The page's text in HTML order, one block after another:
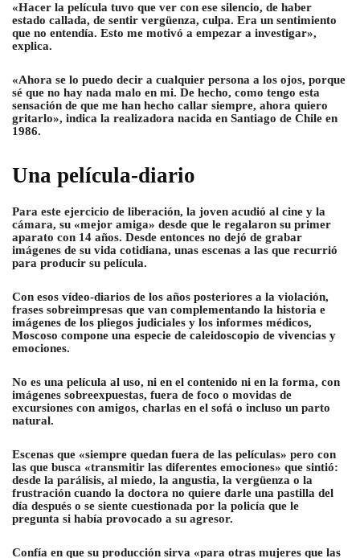
«Hacer la película tuvo que ver con ese silencio, de haber
estado callada, de sentir vergüenza, culpa. Era un sentimiento
que no entendía. Esto me motivó a empezar a investigar»,
explica.
«Ahora se lo puedo decir a cualquier persona a los ojos, porque
sé que no hay nada malo en mi. De hecho, como tengo esta
sensación de que me han hecho callar siempre, ahora quiero
gritarlo», indica la realizadora nacida en Santiago de Chile en
1986.
Una película-diario
Para este ejercicio de liberación, la joven acudió al cine y la
cámara, su «mejor amiga» desde que le regalaron su primer
aparato con 14 años. Desde entonces no dejó de grabar
imágenes de su vida cotidiana, unas escenas a las que recurrió
para producir su película.
Con esos vídeo-diarios de los años posteriores a la violación,
frases sobreimpresas que van complementando la historia e
imágenes de los pliegos judiciales y los informes médicos,
Moscoso compone una especie de caleidoscopio de vivencias y
emociones.
No es una película al uso, ni en el contenido ni en la forma, con
imágenes sobreexpuestas, fuera de foco o movidas de
excursiones con amigos, charlas en el sofá o incluso un parto
natural.
Escenas que «siempre quedan fuera de las películas» pero con
las que busca «transmitir las diferentes emociones» que sintió:
desde la parálisis, al miedo, la angustia, la vergüenza o la
frustración cuando la doctora no quiere darle una pastilla del
día después o se siente cuestionada por la policía que le
pregunta si había provocado a su agresor.
Confía en que su producción sirva «para otras mujeres que las